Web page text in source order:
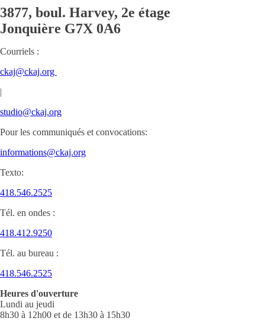
3877, boul. Harvey, 2e étage
Jonquière G7X 0A6
Courriels :
ckaj@ckaj.org
|
studio@ckaj.org
Pour les communiqués et convocations:
informations@ckaj.org
Texto:
418.546.2525
Tél. en ondes :
418.412.9250
Tél. au bureau :
418.546.2525
Heures d'ouverture
Lundi au jeudi
8h30 à 12h00 et de 13h30 à 15h30